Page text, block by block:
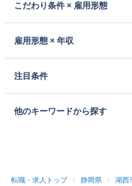
こだわり条件 × 雇用形態
雇用形態 × 年収
注目条件
他のキーワードから探す
転職・求人トップ / 静岡県 / 湖西